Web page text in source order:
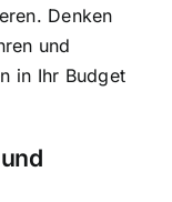
Denken
und
in Ihr Budget